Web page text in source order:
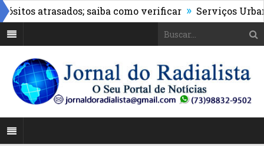
atrasados; saiba como verificar » Serviços Urbanos